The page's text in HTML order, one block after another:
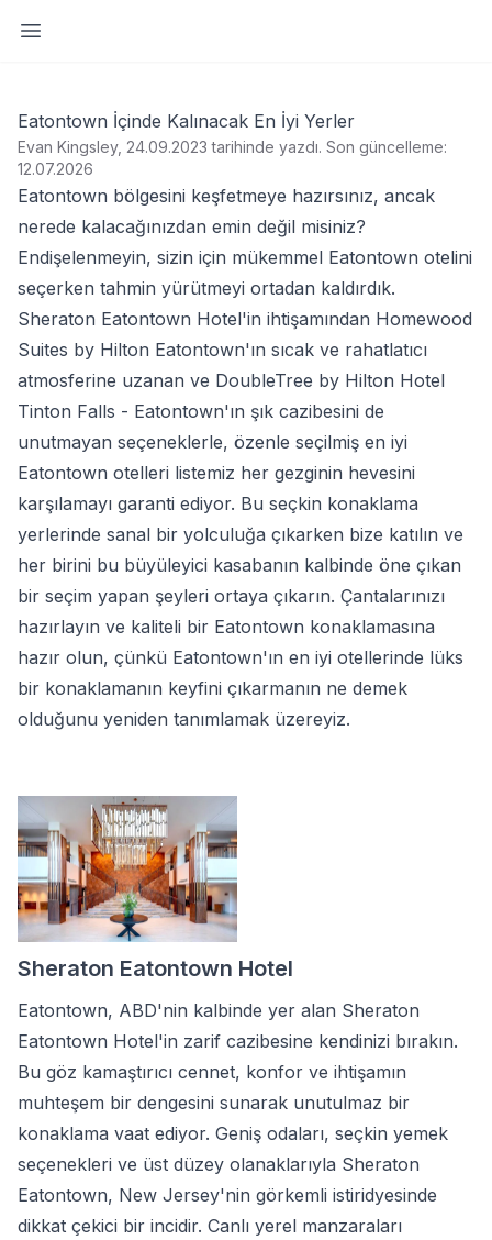
Yan paneli aç
Eatontown İçinde Kalınacak En İyi Yerler
Evan Kingsley, 24.09.2023 tarihinde yazdı. Son güncelleme:
12.07.2026
Eatontown bölgesini keşfetmeye hazırsınız, ancak
nerede kalacağınızdan emin değil misiniz?
Endişelenmeyin, sizin için mükemmel Eatontown otelini
seçerken tahmin yürütmeyi ortadan kaldırdık.
Sheraton Eatontown Hotel'in ihtişamından Homewood
Suites by Hilton Eatontown'ın sıcak ve rahatlatıcı
atmosferine uzanan ve DoubleTree by Hilton Hotel
Tinton Falls - Eatontown'ın şık cazibesini de
unutmayan seçeneklerle, özenle seçilmiş en iyi
Eatontown otelleri listemiz her gezginin hevesini
karşılamayı garanti ediyor. Bu seçkin konaklama
yerlerinde sanal bir yolculuğa çıkarken bize katılın ve
her birini bu büyüleyici kasabanın kalbinde öne çıkan
bir seçim yapan şeyleri ortaya çıkarın. Çantalarınızı
hazırlayın ve kaliteli bir Eatontown konaklamasına
hazır olun, çünkü Eatontown'ın en iyi otellerinde lüks
bir konaklamanın keyfini çıkarmanın ne demek
olduğunu yeniden tanımlamak üzereyiz.
Sheraton Eatontown Hotel
Eatontown, ABD'nin kalbinde yer alan Sheraton
Eatontown Hotel'in zarif cazibesine kendinizi bırakın.
Bu göz kamaştırıcı cennet, konfor ve ihtişamın
muhteşem bir dengesini sunarak unutulmaz bir
konaklama vaat ediyor. Geniş odaları, seçkin yemek
seçenekleri ve üst düzey olanaklarıyla Sheraton
Eatontown, New Jersey'nin görkemli istiridyesinde
dikkat çekici bir incidir. Canlı yerel manzaraları